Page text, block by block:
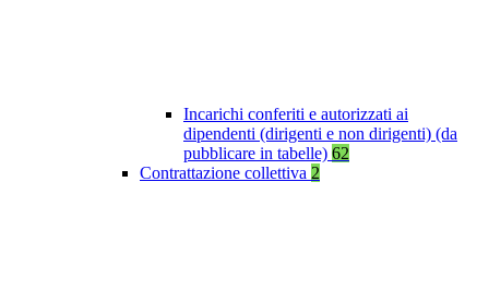
Incarichi conferiti e autorizzati ai
dipendenti (dirigenti e non dirigenti) (da
pubblicare in tabelle) 62
Contrattazione collettiva 2